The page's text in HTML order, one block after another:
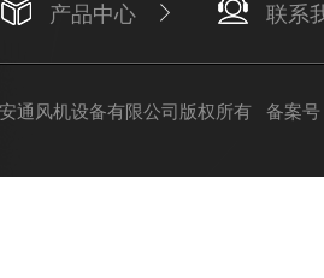
产品中心 联系
通风机设备有限公司版权所有 备案号